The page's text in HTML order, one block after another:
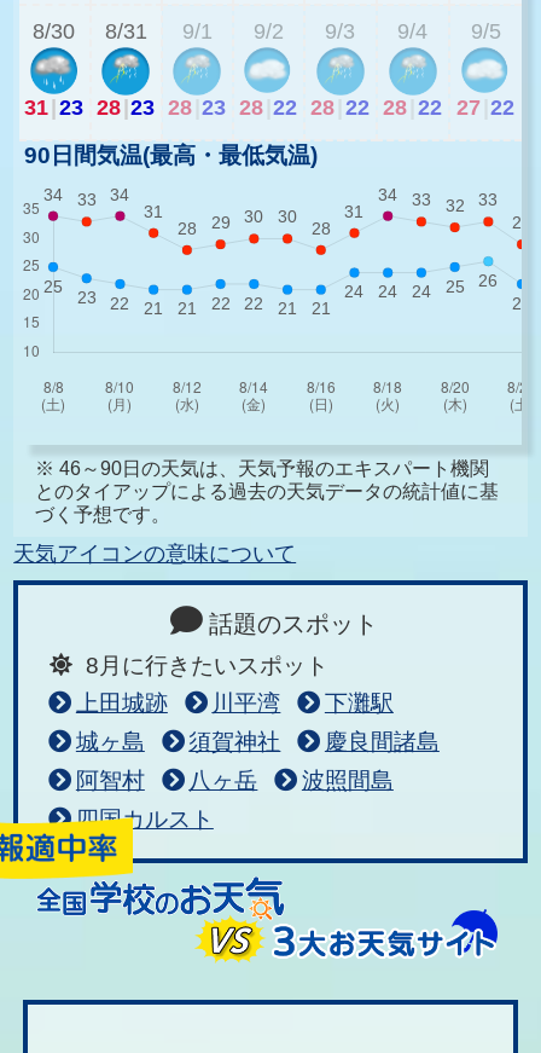
8/30
31|23
8/31
28|23
9/1
28 23
9/2
28 22
9/3
28 22
9/4
28 22
9/5
27 22
90日間気温(最高・最低気温)
※ 46～90日の天気は、天気予報のエキスパート機関
とのタイアップによる過去の天気データの統計値に基
づく予想です。
天気アイコンの意味について
話題のスポット
8月に行きたいスポット
上田城跡
川平湾
下灘駅
城ヶ島
須賀神社
慶良間諸島
阿智村
八ヶ岳
波照間島
四国カルスト